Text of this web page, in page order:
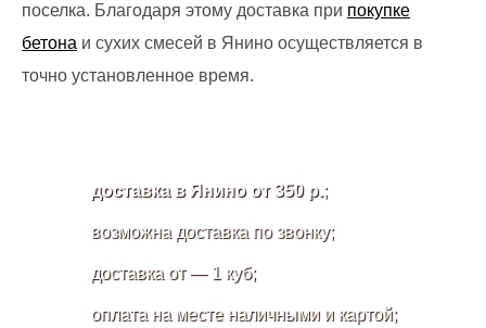
поселка. Благодаря этому доставка при покупке
бетона и сухих смесей в Янино осуществляется в
точно установленное время.
доставка в Янино от 350 р. ;
возможна доставка по звонку;
доставка от — 1 куб;
оплата на месте наличными и картой;